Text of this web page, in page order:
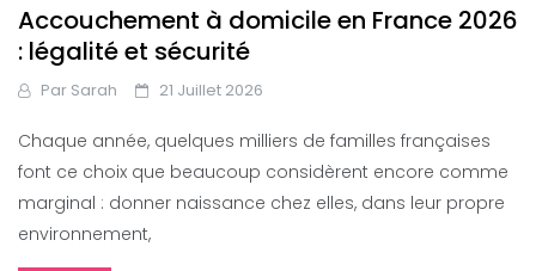
Accouchement à domicile en France 2026
: légalité et sécurité
Par Sarah 21 Juillet 2026
Chaque année, quelques milliers de familles françaises
font ce choix que beaucoup considèrent encore comme
marginal : donner naissance chez elles, dans leur propre
environnement,